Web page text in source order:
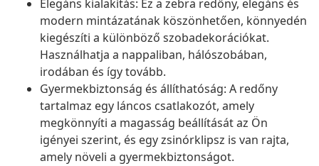
Elegáns kialakítás: Ez a zebra redőny, elegáns és
modern mintázatának köszönhetően, könnyedén
kiegészíti a különböző szobadekorációkat.
Használhatja a nappaliban, hálószobában,
irodában és így tovább.
Gyermekbiztonság és állíthatóság: A redőny
tartalmaz egy láncos csatlakozót, amely
megkönnyíti a magasság beállítását az Ön
igényei szerint, és egy zsinórklipsz is van rajta,
amely növeli a gyermekbiztonságot.